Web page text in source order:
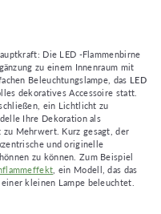
Die LED -Flammenbirne
zu einem Innenraum mit
Beleuchtungslampe, das LED
dekoratives Accessoire statt.
ein Lichtlicht zu
Ihre Dekoration als
zu Mehrwert. Kurz gesagt, der
und originelle
zu können. Zum Beispiel
, ein Modell, das das
kleinen Lampe beleuchtet.